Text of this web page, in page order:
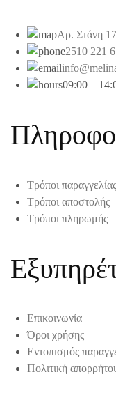
Αρ. Στάνη
2510 221
09:00 –
Τρόποι παραγγελίας
Τρόποι αποστολής
Τρόποι πληρωμής
Επικοινωνία
Όροι χρήσης
Εντοπισμός
Πολιτική